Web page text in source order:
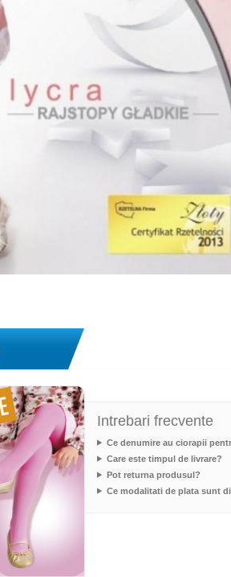
Intrebari frecvente
Ce denumire au ciorapii
Care este timpul de livrare?
Pot returna produsul?
Ce modalitati de plata sunt